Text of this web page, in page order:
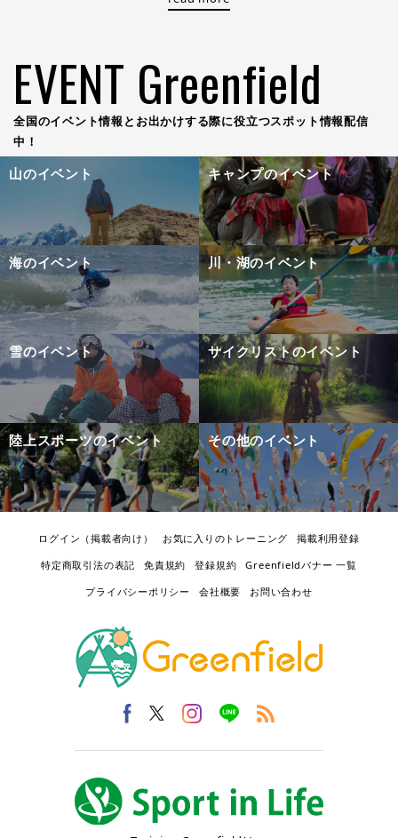
EVENT Greenfield
全国のイベント情報とお出かけする際に役立つスポット情報配信
中！
山のイベント キャンプのイベント
海のイベント 川・湖のイベント
雪のイベント サイクリストのイベント
陸上スポーツのイベント その他のイベント
ログイン（掲載者向け） お気に入りのトレーニング
掲載利用登録
特定商取引法の表記
免責規約 登録規約
Greenfieldバナー 一覧
プライバシーポリシー
会社概要 お問い合わせ